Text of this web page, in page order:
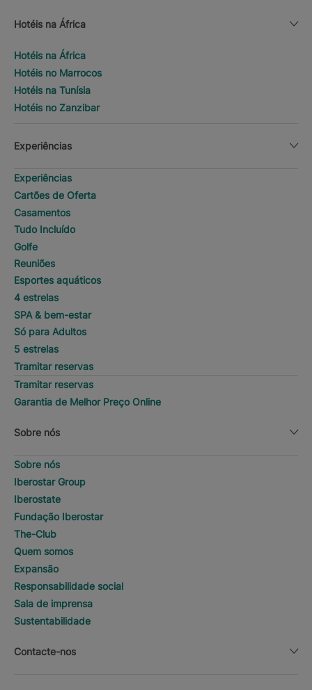
Hotéis na África
Hotéis na África
Hotéis no Marrocos
Hotéis na Tunísia
Hotéis no Zanzibar
Experiências
Experiências
Cartões de Oferta
Casamentos
Tudo Incluído
Golfe
Reuniões
Esportes aquáticos
4 estrelas
SPA & bem-estar
Só para Adultos
5 estrelas
Tramitar reservas
Tramitar reservas
Garantia de Melhor Preço Online
Sobre nós
Sobre nós
Iberostar Group
Iberostate
Fundação Iberostar
The-Club
Quem somos
Expansão
Responsabilidade social
Sala de imprensa
Sustentabilidade
Contacte-nos